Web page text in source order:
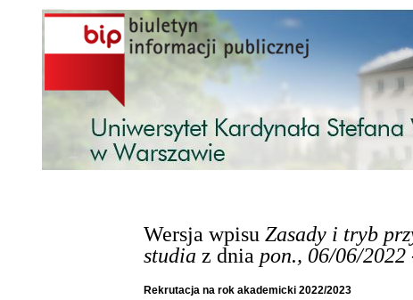
Przejdź do treści
Wersja wpisu Zasady i tryb
studia z dnia pon., 06/06/2022
Rekrutacja na rok akademicki 2022/2023